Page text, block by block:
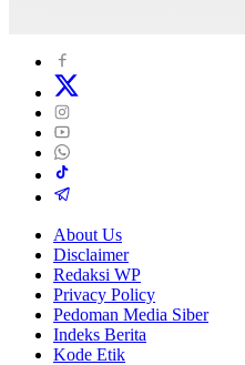
About Us
Disclaimer
Redaksi WP
Privacy Policy
Pedoman Media Siber
Indeks Berita
Kode Etik